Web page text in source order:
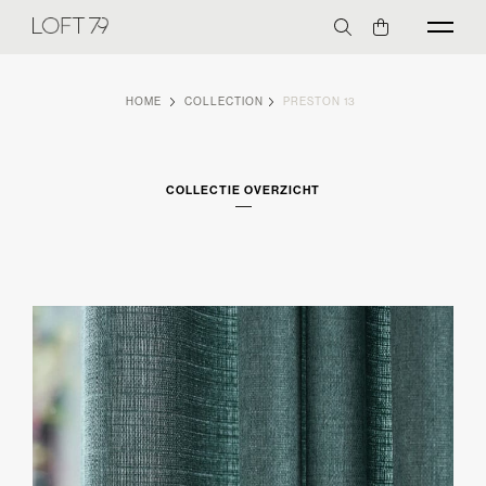
HOME COLLECTION PRESTON 13
COLLECTIE OVERZICHT